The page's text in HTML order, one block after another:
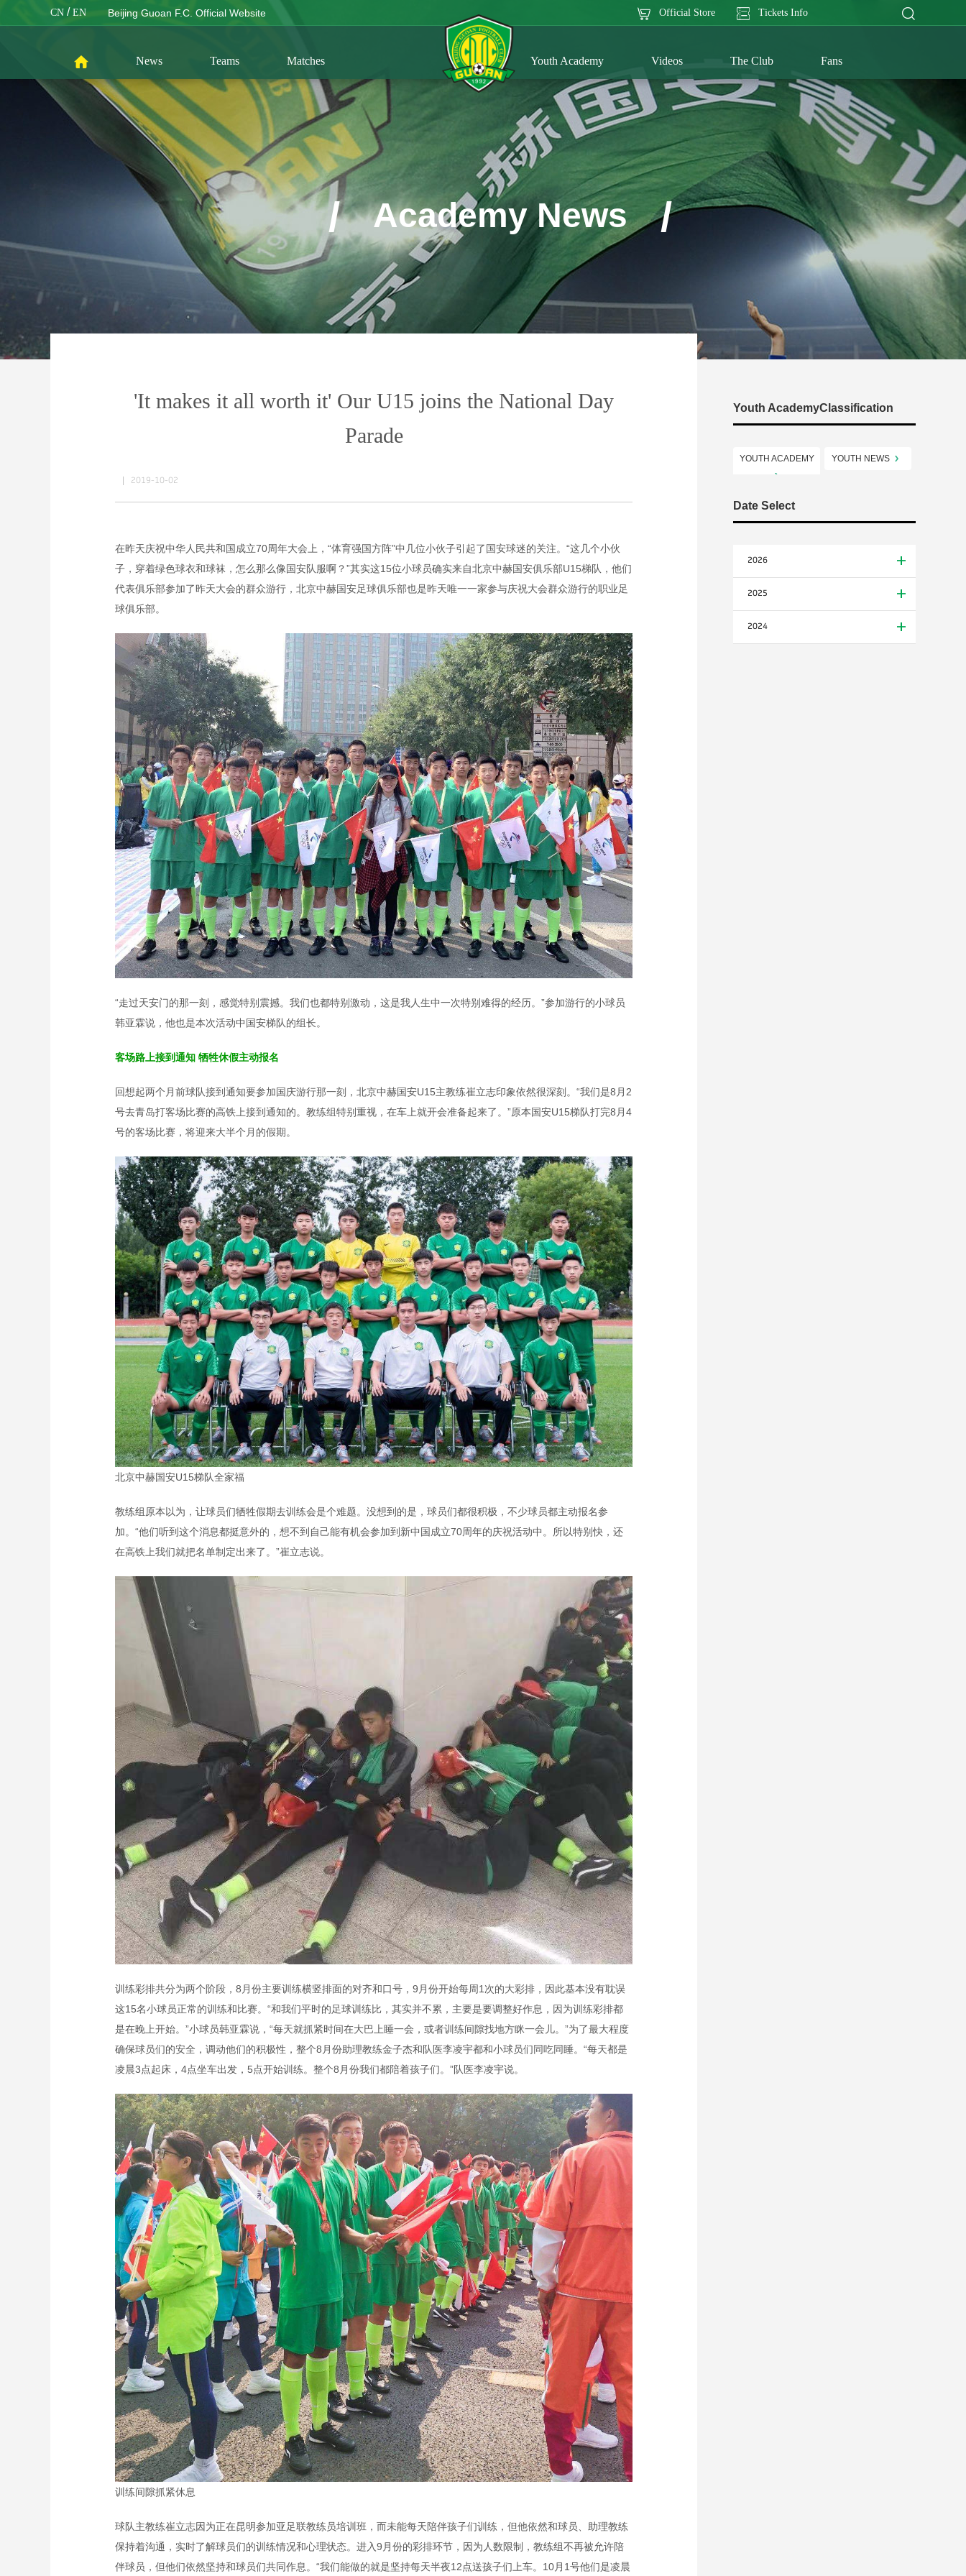
Official Store Tickets Info
News Teams Matches Youth Academy Videos The Club Fans
CN / EN Beijing Guoan F.C. Official Website
/ Academy News /
Youth AcademyClassification
YOUTH ACADEMY YOUTH NEWS
Date Select
2026
2025
2024
'It makes it all worth it' Our U15 joins the National Day
Parade
2019-10-02
在昨天庆祝中华人民共和国成立70周年大会上，“体育强国方阵”中几位小伙子引起了国安球迷的关注。“这几个小伙
子，穿着绿色球衣和球袜，怎么那么像国安队服啊？”其实这15位小球员确实来自北京中赫国安俱乐部U15梯队，他们
代表俱乐部参加了昨天大会的群众游行，北京中赫国安足球俱乐部也是昨天唯一一家参与庆祝大会群众游行的职业足
球俱乐部。
“走过天安门的那一刻，感觉特别震撼。我们也都特别激动，这是我人生中一次特别难得的经历。”参加游行的小球员
韩亚霖说，他也是本次活动中国安梯队的组长。
客场路上接到通知 牺牲休假主动报名
回想起两个月前球队接到通知要参加国庆游行那一刻，北京中赫国安U15主教练崔立志印象依然很深刻。“我们是8月2
号去青岛打客场比赛的高铁上接到通知的。教练组特别重视，在车上就开会准备起来了。”原本国安U15梯队打完8月4
号的客场比赛，将迎来大半个月的假期。
北京中赫国安U15梯队全家福
教练组原本以为，让球员们牺牲假期去训练会是个难题。没想到的是，球员们都很积极，不少球员都主动报名参
加。“他们听到这个消息都挺意外的，想不到自己能有机会参加到新中国成立70周年的庆祝活动中。所以特别快，还
在高铁上我们就把名单制定出来了。”崔立志说。
训练彩排共分为两个阶段，8月份主要训练横竖排面的对齐和口号，9月份开始每周1次的大彩排，因此基本没有耽误
这15名小球员正常的训练和比赛。“和我们平时的足球训练比，其实并不累，主要是要调整好作息，因为训练彩排都
是在晚上开始。”小球员韩亚霖说，“每天就抓紧时间在大巴上睡一会，或者训练间隙找地方眯一会儿。”为了最大程度
确保球员们的安全，调动他们的积极性，整个8月份助理教练金子杰和队医李凌宇都和小球员们同吃同睡。“每天都是
凌晨3点起床，4点坐车出发，5点开始训练。整个8月份我们都陪着孩子们。”队医李凌宇说。
训练间隙抓紧休息
球队主教练崔立志因为正在昆明参加亚足联教练员培训班，而未能每天陪伴孩子们训练，但他依然和球员、助理教练
保持着沟通，实时了解球员们的训练情况和心理状态。进入9月份的彩排环节，因为人数限制，教练组不再被允许陪
伴球员，但他们依然坚持和球员们共同作息。“我们能做的就是坚持每天半夜12点送孩子们上车。10月1号他们是凌晨